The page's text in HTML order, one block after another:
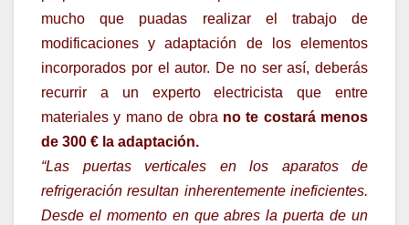
mucho que puadas realizar el trabajo de
modificaciones y adaptación de los elementos
incorporados por el autor. De no ser así, deberás
recurrir a un experto electricista que entre
materiales y mano de obra no te costará menos
de 300 € la adaptación.
“Las puertas verticales en los aparatos de
refrigeración resultan inherentemente ineficientes.
Desde el momento en que abres la puerta de un